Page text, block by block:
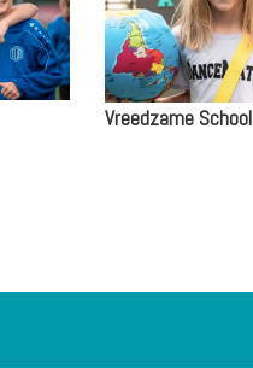
Vreedzame School